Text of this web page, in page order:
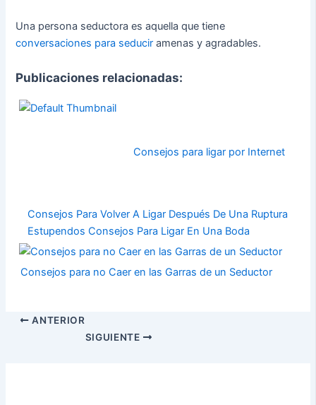
Una persona seductora es aquella que tiene
conversaciones para seducir amenas y agradables.
Publicaciones relacionadas:
Consejos para ligar por Internet
Consejos Para Volver A Ligar Después De Una Ruptura
Estupendos Consejos Para Ligar En Una Boda
Consejos para no Caer en las Garras de un Seductor
ANTERIOR
SIGUIENTE